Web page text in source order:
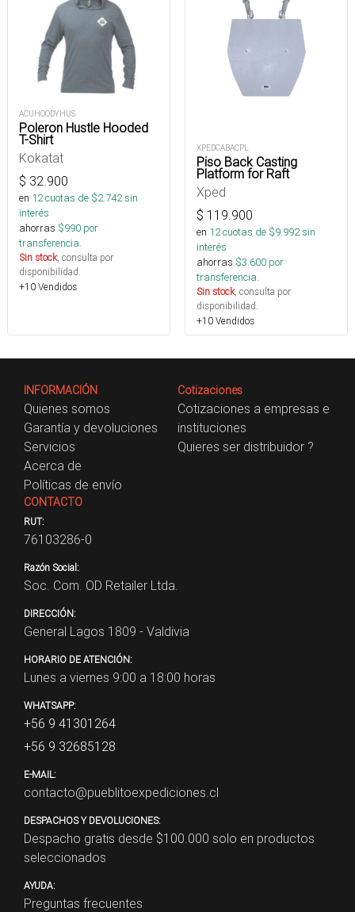
ACUHOODYHUS
Poleron Hustle Hooded
T-Shirt
Kokatat
$ 32.900
en 12cuotas de $2.742sin
interés
ahorras $990 por
transferencia.
Sin stock, consulta por
disponibilidad.
+10 Vendidos
XPEDCABACPL
Piso Back Casting
Platform for Raft
Xped
$ 119.900
en 12cuotas de $9.992sin
interés
ahorras $3.600 por
transferencia.
Sin stock, consulta por
disponibilidad.
+10 Vendidos
INFORMACIÓN
Quienes somos
Garantía y devoluciones
Servicios
Acerca de
Políticas de envío
Cotizaciones
Cotizaciones a empresas e
instituciones
Quieres ser distribuidor ?
CONTACTO
RUT:
76103286-0
Razón Social:
Soc. Com. OD Retailer Ltda.
DIRECCIÓN:
General Lagos 1809 - Valdivia
HORARIO DE ATENCIÓN:
Lunes a viernes 9:00 a 18:00 horas
WHATSAPP:
+56 9 41301264
+56 9 32685128
E-MAIL:
contacto@pueblitoexpediciones.cl
DESPACHOS Y DEVOLUCIONES:
Despacho gratis desde $100.000 solo en productos
seleccionados
AYUDA:
Preguntas frecuentes